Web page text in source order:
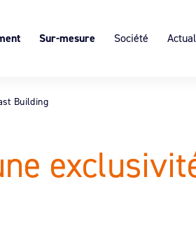
Sur-mesure Société
Recrutement
Building